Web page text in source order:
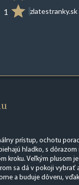
1 zlatestranky.sk
prístup, ochotu
hladko, s
kroku. Veľkým plusom
sa dá v pokoji vybrať
a buduje dôveru,